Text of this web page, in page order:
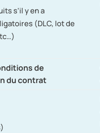
s’il y en a
(DLC, lot de
de
du contrat